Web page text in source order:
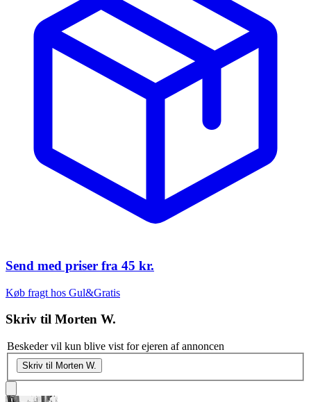
Send med priser fra 45 kr.
Køb fragt hos Gul&Gratis
Skriv til Morten W.
Beskeder vil kun blive vist for ejeren af annoncen
Skriv til Morten W.